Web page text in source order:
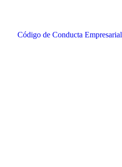
Código de Conducta Empresarial